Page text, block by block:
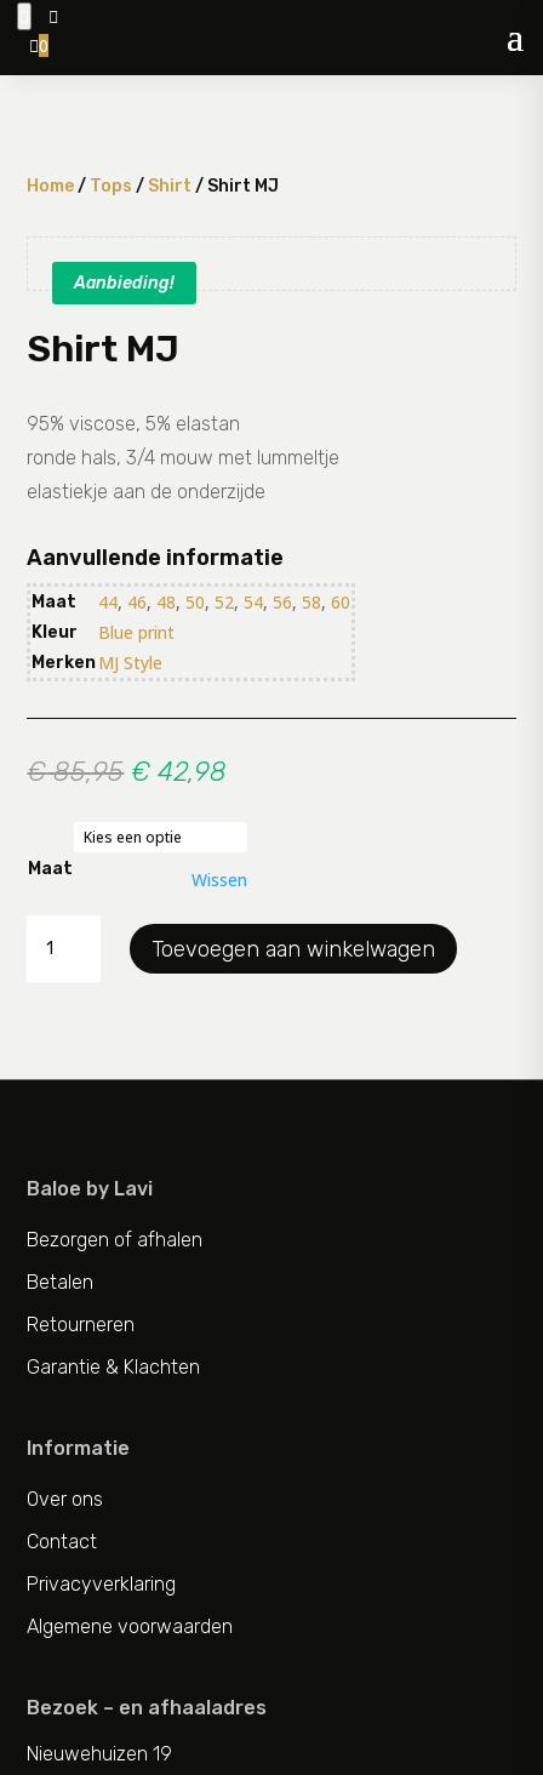

0
Home/ Tops / Shirt / Shirt MJ
Aanbieding!
Shirt MJ
95% viscose, 5% elastan
ronde hals, 3/4 mouw met lummeltje
elastiekje aan de onderzijde
Aanvullende informatie
Maat 44, 46, 48,50,52,54,56,58,60
Kleur Blue print
MerkenMJ Style
€85,95 Oorspronkelijke
was:
€ 85,95.
€ 42,98
Maat Wissen
MJ
Toevoegen aan winkelwagen
Baloe by Lavi
Bezorgen of afhalen
Betalen
Retourneren
Garantie & Klachten
Informatie
Over ons
Contact
Privacyverklaring
Algemene voorwaarden
Bezoek – en afhaaladres
Nieuwehuizen 19